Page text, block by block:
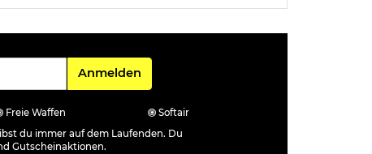
Für den Newsletter
Anmelden
Freie Waffen
Softair
du immer auf dem Laufenden. Du
Gutscheinaktionen.